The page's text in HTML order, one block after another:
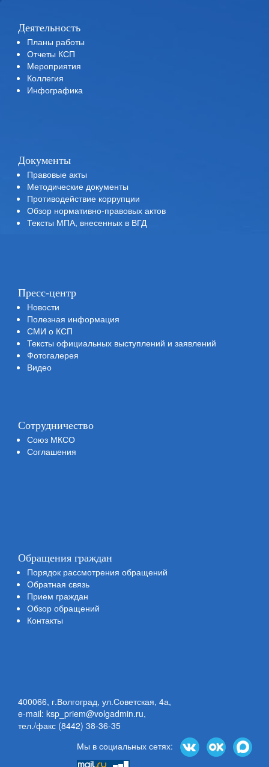
Деятельность
Планы работы
Отчеты КСП
Мероприятия
Коллегия
Инфографика
Документы
Правовые акты
Методические документы
Противодействие коррупции
Обзор нормативно-правовых актов
Тексты МПА, внесенных в ВГД
Пресс-центр
Новости
Полезная информация
СМИ о КСП
Тексты официальных выступлений и заявлений
Фотогалерея
Видео
Сотрудничество
Союз МКСО
Соглашения
Обращения граждан
Порядок рассмотрения обращений
Обратная связь
Прием граждан
Обзор обращений
Контакты
400066, г.Волгоград, ул.Советская, 4а,
e-mail: ksp_priem@volgadmin.ru,
тел./факс (8442) 38-36-35
Мы в социальных сетях: